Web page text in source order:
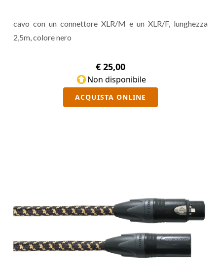
cavo con un connettore XLR/M e un XLR/F, lunghezza
2,5m, colore nero
€ 25,00
Non disponibile
ACQUISTA ONLINE